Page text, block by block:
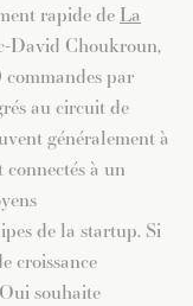
rapide de La
David Choukroun,
par
au circuit de
généralement à
à un
de la startup. Si
croissance
souhaite